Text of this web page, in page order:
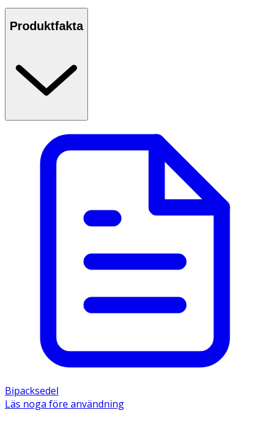
Produktfakta
Bipacksedel
Läs noga före användning